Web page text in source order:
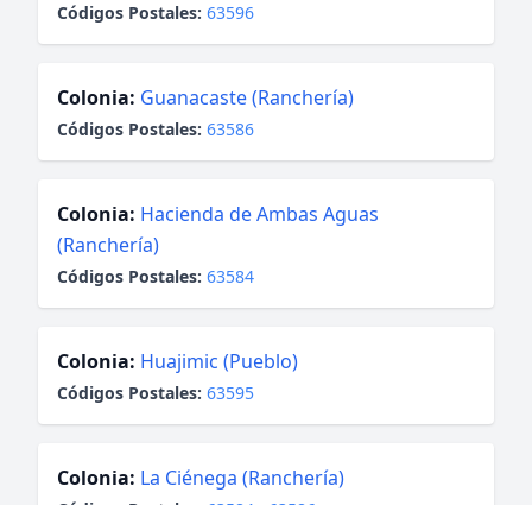
Códigos Postales: 63596
Colonia: Guanacaste (Ranchería)
Códigos Postales: 63586
Colonia: Hacienda de Ambas Aguas
(Ranchería)
Códigos Postales: 63584
Colonia: Huajimic (Pueblo)
Códigos Postales: 63595
Colonia: La Ciénega (Ranchería)